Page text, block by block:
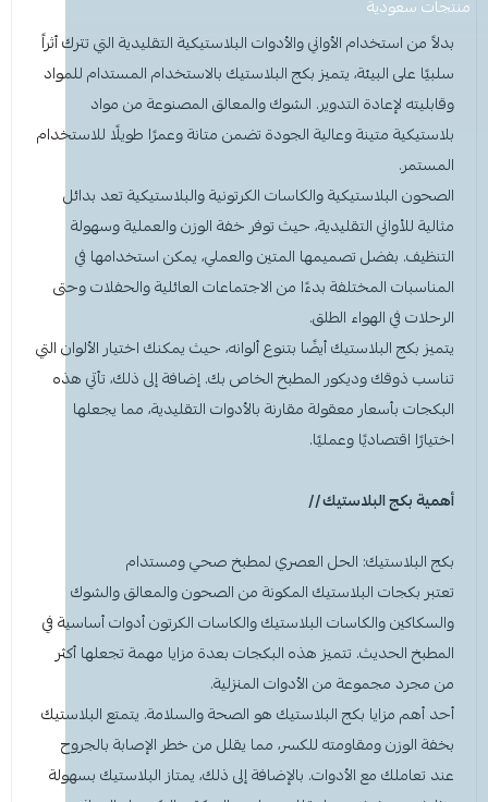
معطر جو
أخرى
قبعة الشيف
مريلة مطبخ
منشفه مايكروفايبر
قصدير ورول تغليف
سفره واكياس نفايات
ملاعق وشوك وسكاكين
الاكواب
حامل اكواب
مزاز واعود تحريك
مكنسة يد
قشاطة
ممسحه
منشفه مايكروفايبر
سلة نفايات
عربة تنظيف
عصا ممسحه
منظفات اليدين
منظفات دورة مياه
معطر ومنعم ملابس
معطر جو
مزيل بقع وملمع
مزيل دهون
منظف زجاج ومتعدد الاستخدام
مزاز واعواد تحريك
عرض الكل
قفازات
كمامات
غطاء راس
غطاء ذراع
قبعة الشيف
مريله مطبخ
ادوات عناية
عرض الكل
لوشن وكريم
شامبو
معقم
معجون اسنان
منشفه استخدام مرة واحدة
شامبو اطفال
كولونيا
بودرة اطفال
عرض الكل
شمعة تسخين الطعام
الحطب
منتجات سعودية
بدلاً من استخدام الأواني والأدوات البلاستيكية التقليدية التي تترك أثراً
سلبيًا على البيئة، يتميز بكج البلاستيك بالاستخدام المستدام للمواد
وقابليته لإعادة التدوير. الشوك والمعالق المصنوعة من مواد
بلاستيكية متينة وعالية الجودة تضمن متانة وعمرًا طويلًا للاستخدام
المستمر.
الصحون البلاستيكية والكاسات الكرتونية والبلاستيكية تعد بدائل
مثالية للأواني التقليدية، حيث توفر خفة الوزن والعملية وسهولة
التنظيف. بفضل تصميمها المتين والعملي، يمكن استخدامها في
المناسبات المختلفة بدءًا من الاجتماعات العائلية والحفلات وحتى
الرحلات في الهواء الطلق.
يتميز بكج البلاستيك أيضًا بتنوع ألوانه، حيث يمكنك اختيار الألوان التي
تناسب ذوقك وديكور المطبخ الخاص بك. إضافة إلى ذلك، تأتي هذه
البكجات بأسعار معقولة مقارنة بالأدوات التقليدية، مما يجعلها
اختيارًا اقتصاديًا وعمليًا.
أهمية بكج البلاستيك //
بكج البلاستيك: الحل العصري لمطبخ صحي ومستدام
تعتبر بكجات البلاستيك المكونة من الصحون والمعالق والشوك
والسكاكين والكاسات البلاستيك والكاسات الكرتون أدوات أساسية في
المطبخ الحديث. تتميز هذه البكجات بعدة مزايا مهمة تجعلها أكثر
من مجرد مجموعة من الأدوات المنزلية.
أحد أهم مزايا بكج البلاستيك هو الصحة والسلامة. يتمتع البلاستيك
بخفة الوزن ومقاومته للكسر، مما يقلل من خطر الإصابة بالجروح
عند تعاملك مع الأدوات. بالإضافة إلى ذلك، يمتاز البلاستيك بسهولة